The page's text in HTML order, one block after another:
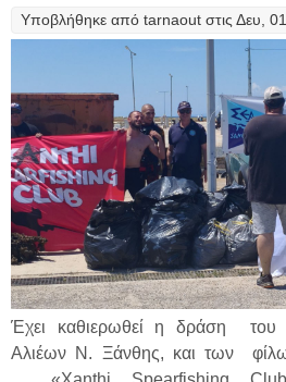
Υποβλήθηκε από tarnaout στις Δευ,
Έχει καθιερωθεί η δράση του
Αλιέων Ν. Ξάνθης, και των